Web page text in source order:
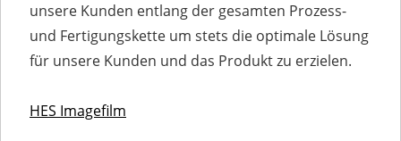
unsere Kunden entlang der gesamten Prozess-
und Fertigungskette um stets die optimale Lösung
für unsere Kunden und das Produkt zu erzielen.
HES Imagefilm